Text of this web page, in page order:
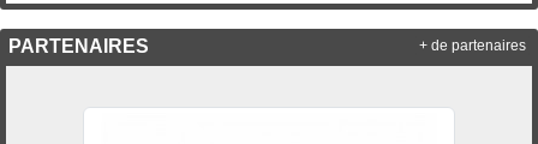
PARTENAIRES + de partenaires